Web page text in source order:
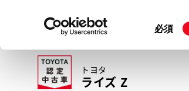
て」を
同
必須
トヨタ
ライズ Z